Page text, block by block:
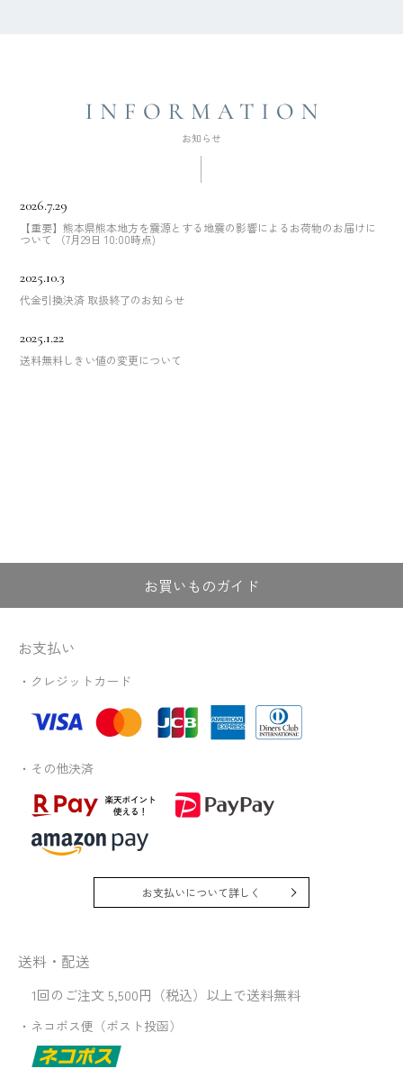
2026.7.29
【重要】熊本県熊本地方を震源とする地震の影響によるお荷物のお届けに
ついて （7月29日 10:00時点)
2025.10.3
代金引換決済 取扱終了のお知らせ
2025.1.22
送料無料しきい値の変更について
お買いものガイド
お支払い
・クレジットカード
・その他決済
お支払いについて詳しく
送料・配送
1回のご注文 5,500円（税込）以上で送料無料
・ネコポス便（ポスト投函）